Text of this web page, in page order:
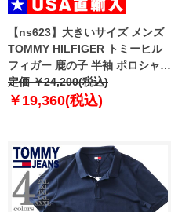
【ns623】大きいサイズ メンズ
TOMMY HILFIGER トミーヒル
フィガー 鹿の子 半袖 ポロシャツ
USA直輸入 mw0mw42769
定価 ￥24,200(税込)
￥19,360(税込)